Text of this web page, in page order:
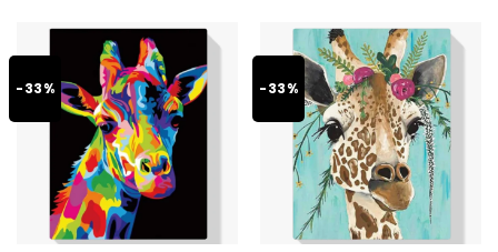
-33% -33%